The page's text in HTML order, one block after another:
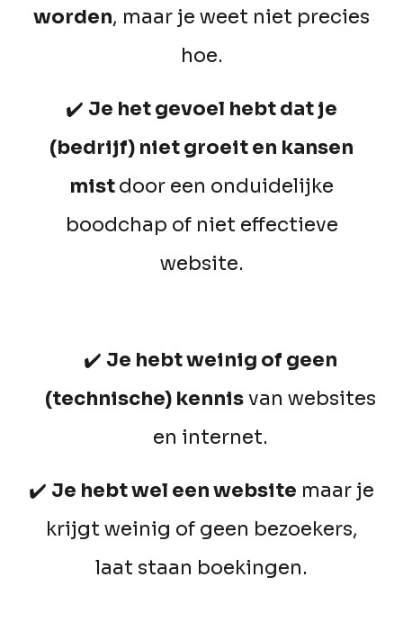
worden, maar je weet niet precies
hoe.
✔️ Je het gevoel hebt dat je
(bedrijf) niet groeit en kansen
mistdoor een onduidelijke
boodchap of niet effectieve
website.
✔️ Je hebt weinig of geen
(technische) kennisvan websites
en internet.
✔️ Je hebt wel een website maar je
krijgt weinig of geen bezoekers,
laat staan boekingen.